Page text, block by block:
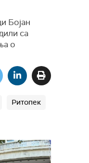
Бојан
са
о
Ритопек